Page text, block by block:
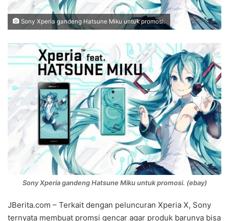
Sony Xperia gandeng Hatsune Miku untuk promosi.
Sony Xperia gandeng Hatsune Miku untuk promosi. (ebay)
JBerita.com – Terkait dengan peluncuran Xperia X, Sony
ternyata membuat promsi gencar agar produk barunya bisa